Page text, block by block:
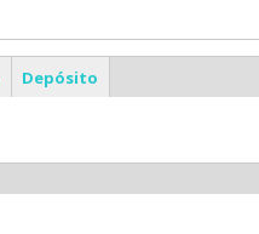
Depósito